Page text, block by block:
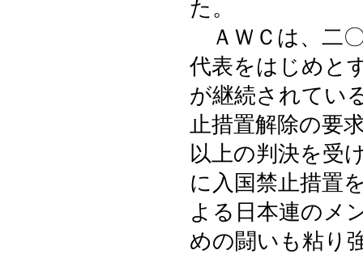
た。
ＡＷＣは、二
代表をはじめと
が継続されてい
止措置解除の要
以上の判決を受
に入国禁止措置
よる日本連のメ
めの闘いも粘り